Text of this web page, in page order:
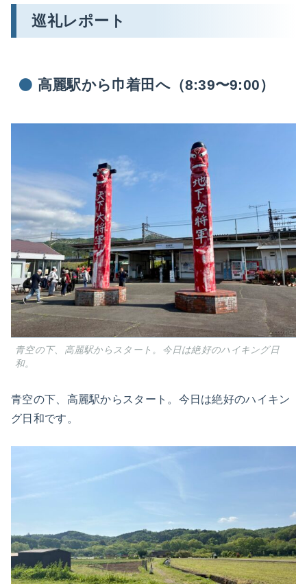
巡礼レポート
高麗駅から巾着田へ（8:39〜9:00）
青空の下、高麗駅からスタート。今日は絶好のハイキング日
和。
青空の下、高麗駅からスタート。今日は絶好のハイキン
グ日和です。